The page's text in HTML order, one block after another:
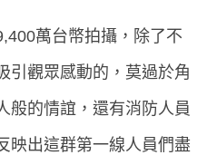
萬台幣拍攝，除了不
引觀眾感動的，莫過於角
般的情誼，還有消防人員
映出這群第一線人員們盡